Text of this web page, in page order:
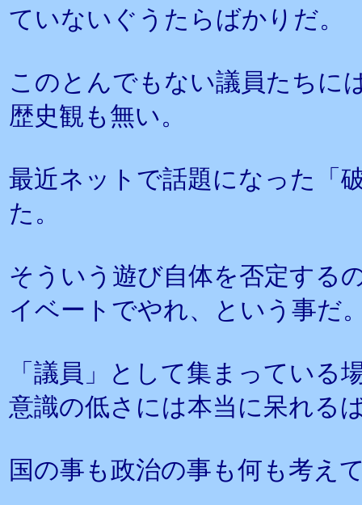
ていないぐうたらばかりだ。
このとんでもない議員たちに
歴史観も無い。
最近ネットで話題になった「
た。
そういう遊び自体を否定する
イベートでやれ、という事だ
「議員」として集まっている
意識の低さには本当に呆れる
国の事も政治の事も何も考え